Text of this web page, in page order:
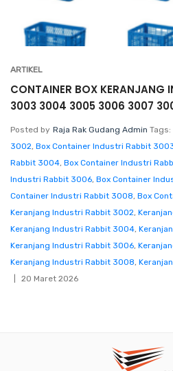
ARTIKEL
CONTAINER BOX KERANJANG
3003 3004 3005 3006 3007
Posted by Raja Rak Gudang Admin Tags:
3002, Box Container Industri Rabbit
Rabbit 3004, Box Container Industri
Industri Rabbit 3006, Box Container
Container Industri Rabbit 3008, Box
Keranjang Industri Rabbit 3002,
Keranjang Industri Rabbit 3004,
Keranjang Industri Rabbit 3006,
Keranjang Industri Rabbit 3008,
20 Maret 2026